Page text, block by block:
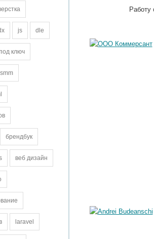
js dle
ключ
smm
брендбук
веб дизайн
laravel